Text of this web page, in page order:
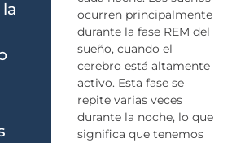
ocurren principalmente
durante la fase REM del
sueño, cuando el
cerebro está altamente
activo. Esta fase se
repite varias veces
durante la noche, lo que
significa que tenemos